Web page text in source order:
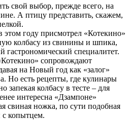
свой выбор, прежде всего, на
А птицу представить, скажем,
году присмотрел «Котекино»
колбасу из свинины и шпика,
гастрономический специалитет.
сопровождают
на Новый год как «залог»
Но есть рецепты, где кулинары
запекая колбасу в тесте – для
интересна «Дзампоне»
свиная ножка, по сути подобная
с копытцем.